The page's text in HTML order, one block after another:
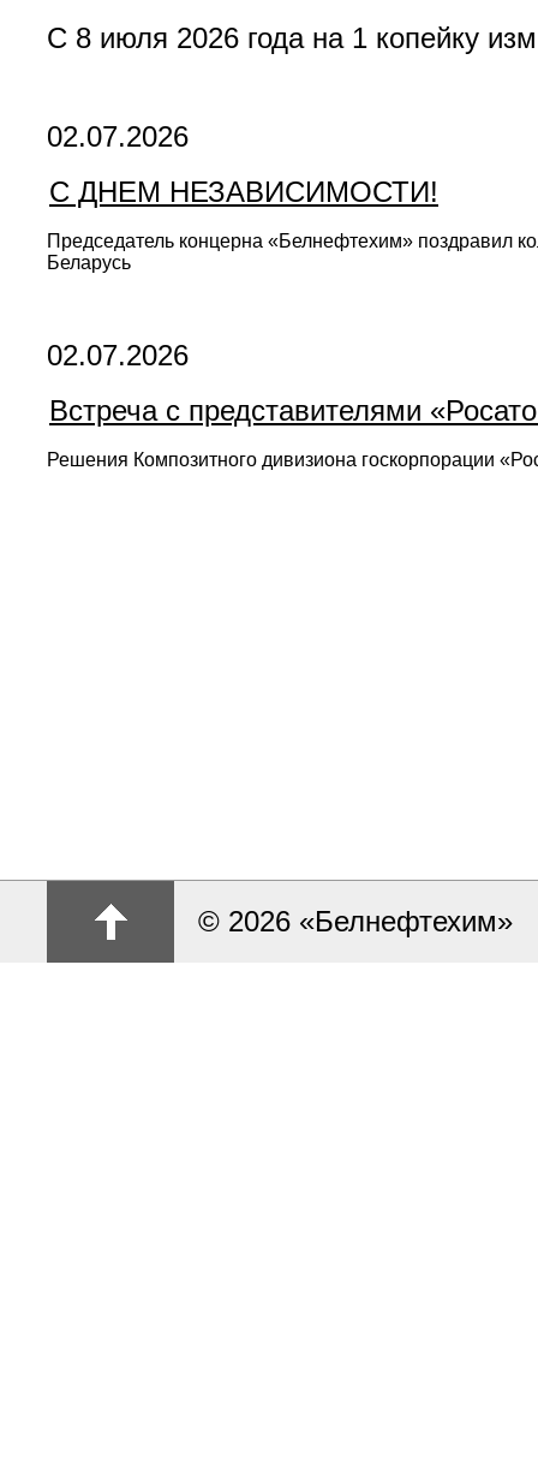
С 8 июля 2026 года на 1 копейку
02.07.2026
С ДНЕМ НЕЗАВИСИМОСТИ!
Председатель концерна «Белнефтехим» поздравил
Беларусь
02.07.2026
Встреча с представителями
Решения Композитного дивизиона госкорпорации
© 2026 «Белнефтехим»